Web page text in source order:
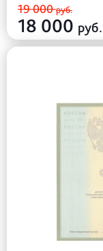
19 000руб.
18 000 руб.